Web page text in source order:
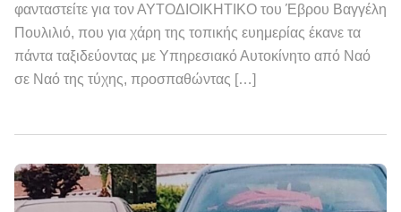
φανταστείτε για τον ΑΥΤΟΔΙΟΙΚΗΤΙΚΟ του Έβρου Βαγγέλη
Πουλιλιό, που για χάρη της τοπικής ευημερίας έκανε τα
πάντα ταξιδεύοντας με Υπηρεσιακό Αυτοκίνητο από Ναό
σε Ναό της τύχης, προσπαθώντας […]